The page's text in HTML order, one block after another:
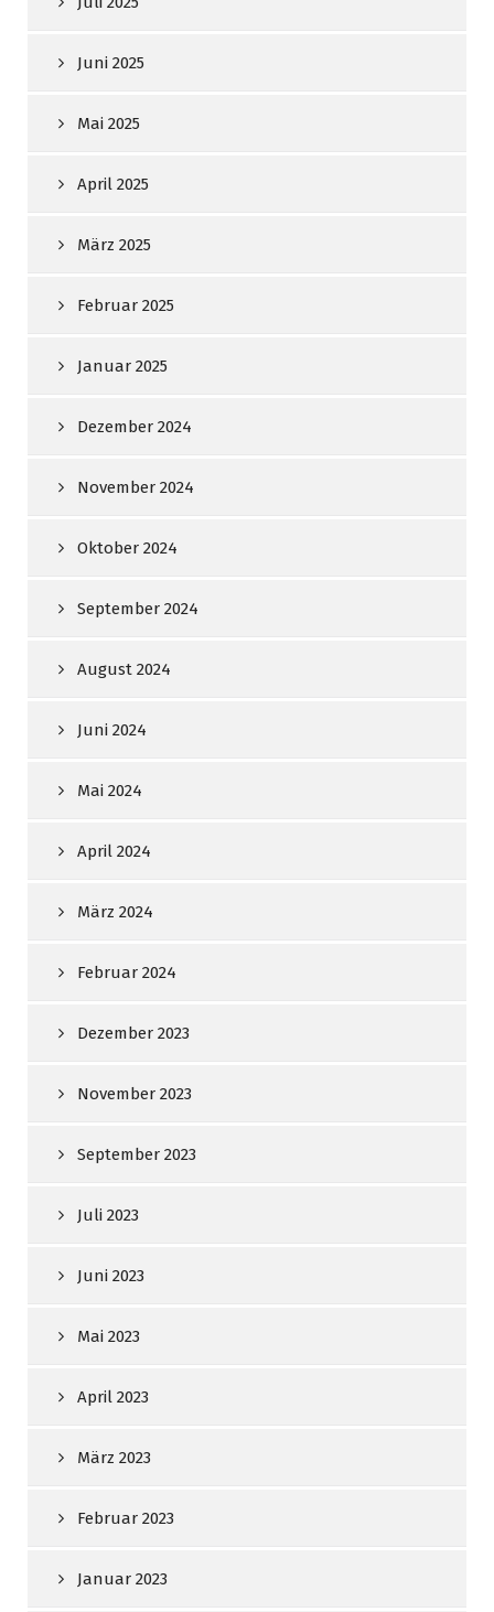
Juni 2025
Mai 2025
April 2025
März 2025
Februar 2025
Januar 2025
Dezember 2024
November 2024
Oktober 2024
September 2024
August 2024
Juni 2024
Mai 2024
April 2024
März 2024
Februar 2024
Dezember 2023
November 2023
September 2023
Juli 2023
Juni 2023
Mai 2023
April 2023
März 2023
Februar 2023
Januar 2023